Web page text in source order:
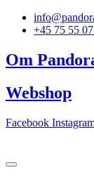
Videre
+45 75 55
Om
Webshop
Facebook